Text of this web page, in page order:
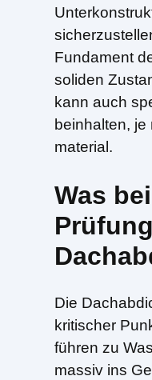
Fundament
soliden
kann auch
beinhalten,
material.
Was
Die
kritischer
führen zu
massiv ins